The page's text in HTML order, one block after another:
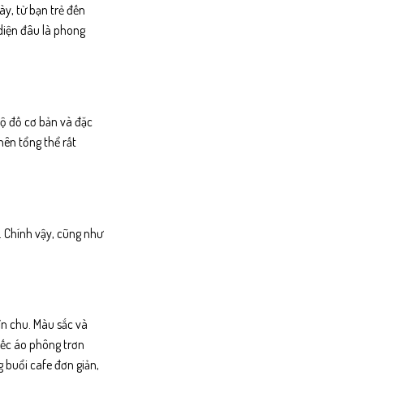
từ bạn trẻ đến
đâu là phong
đồ cơ bản và đặc
tổng thể rất
vậy, cũng như
chu. Màu sắc và
áo phông trơn
buổi cafe đơn giản,